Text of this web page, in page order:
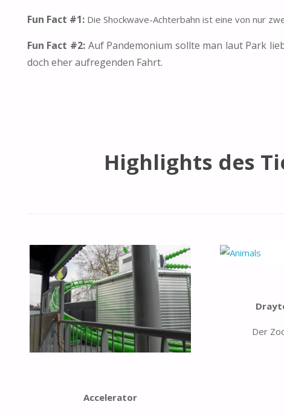
Fun Fact #1:Die Shockwave-Achterbahn ist eine von nur
Fun Fact #2: Auf Pandemonium sollte man laut Park
doch eher aufregenden Fahrt.
Highlights des
Accelerator
Der